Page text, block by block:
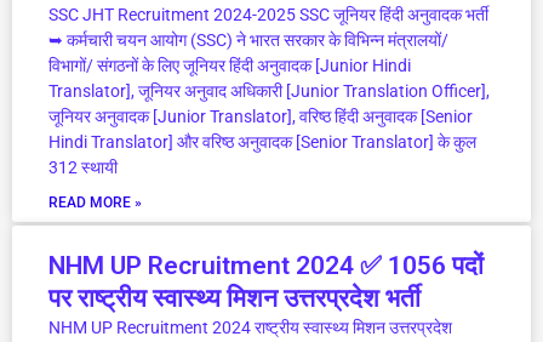
SSC JHT Recruitment 2024-2025 SSC जूनियर हिंदी अनुवादक भर्ती
➥ कर्मचारी चयन आयोग (SSC) ने भारत सरकार के विभिन्न मंत्रालयों/
विभागों/ संगठनों के लिए जूनियर हिंदी अनुवादक [Junior Hindi
Translator], जूनियर अनुवाद अधिकारी [Junior Translation Officer],
जूनियर अनुवादक [Junior Translator], वरिष्ठ हिंदी अनुवादक [Senior
Hindi Translator] और वरिष्ठ अनुवादक [Senior Translator] के कुल
312 स्थायी
READ MORE »
NHM UP Recruitment 2024 ✅ 1056 पदों
पर राष्ट्रीय स्वास्थ्य मिशन उत्तरप्रदेश भर्ती
NHM UP Recruitment 2024 राष्ट्रीय स्वास्थ्य मिशन उत्तरप्रदेश